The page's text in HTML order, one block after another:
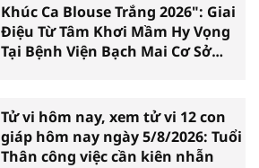
Khúc Ca Blouse Trắng 2026": Giai
Điệu Từ Tâm Khơi Mầm Hy Vọng
Tại Bệnh Viện Bạch Mai Cơ Sở
Tử vi hôm nay, xem tử vi 12 con
giáp hôm nay ngày 5/8/2026: Tuổi
Thân công việc cần kiên nhẫn